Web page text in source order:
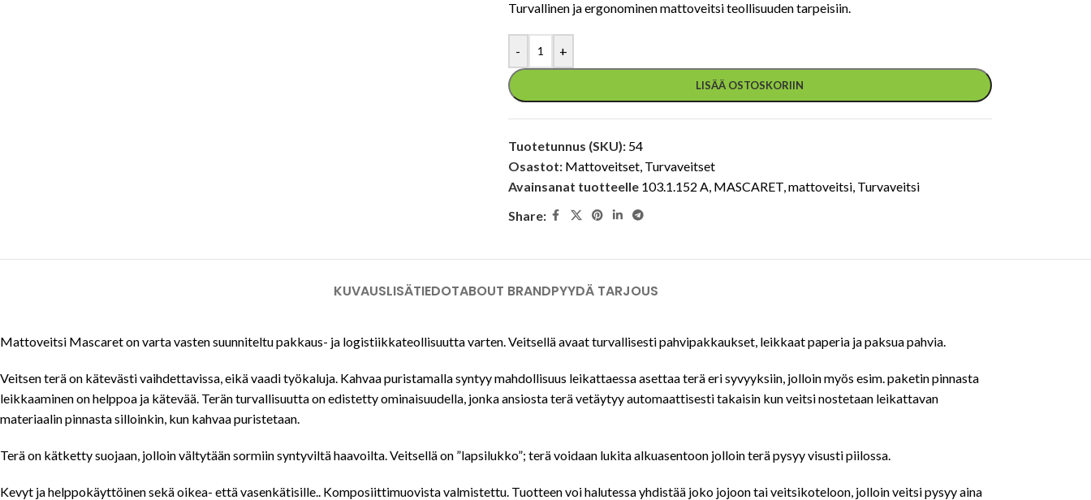
Turvallinen ja ergonominen mattoveitsi teollisuuden tarpeisiin.
- +
LISÄÄ OSTOSKORIIN
Tuotetunnus (SKU): 54
Osastot: Mattoveitset, Turvaveitset
Avainsanat tuotteelle 103.1.152 A MASCARET, mattoveitsi, Turvaveitsi
Share:
KUVAUSLISÄTIEDOTABOUT BRANDPYYDÄ TARJOUS
Mattoveitsi Mascaret on varta vasten suunniteltu pakkaus- ja logistiikkateollisuutta varten. Veitsellä avaat turvallisesti pahvipakkaukset, leikkaat paperia ja paksua pahvia.
Veitsen terä on kätevästi vaihdettavissa, eikä vaadi työkaluja. Kahvaa puristamalla syntyy mahdollisuus leikattaessa asettaa terä eri syvyyksiin, jolloin myös esim. paketin pinnasta
leikkaaminen on helppoa ja kätevää. Terän turvallisuutta on edistetty ominaisuudella, jonka ansiosta terä vetäytyy automaattisesti takaisin kun veitsi nostetaan leikattavan
materiaalin pinnasta silloinkin, kun kahvaa puristetaan.
Terä on kätketty suojaan, jolloin vältytään sormiin syntyviltä haavoilta. Veitsellä on ”lapsilukko”; terä voidaan lukita alkuasentoon jolloin terä pysyy visusti piilossa.
Kevyt ja helppokäyttöinen sekä oikea- että vasenkätisille.. Komposiittimuovista valmistettu. Tuotteen voi halutessa yhdistää joko jojoon tai veitsikoteloon, jolloin veitsi pysyy aina